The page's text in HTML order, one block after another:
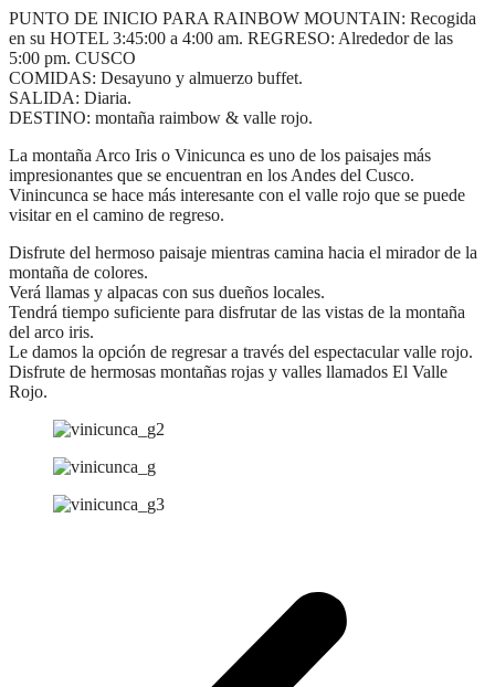
PUNTO DE INICIO PARA RAINBOW MOUNTAIN: Recogida
en su HOTEL 3:45:00 a 4:00 am. REGRESO: Alrededor de las
5:00 pm. CUSCO
COMIDAS: Desayuno y almuerzo buffet.
SALIDA: Diaria.
DESTINO: montaña raimbow & valle rojo.
La montaña Arco Iris o Vinicunca es uno de los paisajes más
impresionantes que se encuentran en los Andes del Cusco.
Vinincunca se hace más interesante con el valle rojo que se puede
visitar en el camino de regreso.
Disfrute del hermoso paisaje mientras camina hacia el mirador de la
montaña de colores.
Verá llamas y alpacas con sus dueños locales.
Tendrá tiempo suficiente para disfrutar de las vistas de la montaña
del arco iris.
Le damos la opción de regresar a través del espectacular valle rojo.
Disfrute de hermosas montañas rojas y valles llamados El Valle
Rojo.